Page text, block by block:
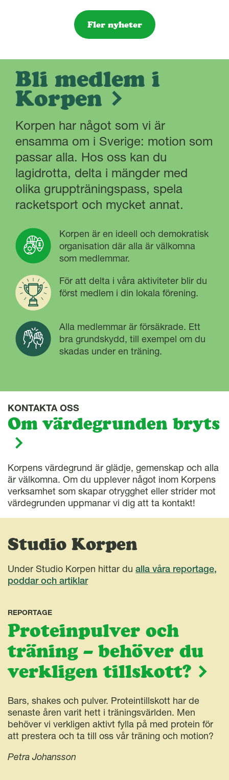
Fler nyheter
Bli medlem i
Korpen
Korpen har något som vi är
ensamma om i Sverige: motion som
passar alla. Hos oss kan du
lagidrotta, delta i mängder med
olika gruppträningspass, spela
racketsport och mycket annat.
Korpen är en ideell och demokratisk
organisation där alla är välkomna
som medlemmar.
För att delta i våra aktiviteter blir du
först medlem i din lokala förening.
Alla medlemmar är försäkrade. Ett
bra grundskydd, till exempel om du
skadas under en träning.
KONTAKTA OSS
Om värdegrunden bryts
Korpens värdegrund är glädje, gemenskap och alla
är välkomna. Om du upplever något inom Korpens
verksamhet som skapar otrygghet eller strider mot
värdegrunden uppmanar vi dig att ta kontakt!
Studio Korpen
Under Studio Korpen hittar du alla våra reportage,
poddar och artiklar
REPORTAGE
Proteinpulver och
träning – behöver du
verkligen tillskott?
Bars, shakes och pulver. Proteintillskott har de
senaste åren varit hett i träningsvärlden. Men
behöver vi verkligen aktivt fylla på med protein för
att prestera och ta till oss vår träning och motion?
Petra Johansson